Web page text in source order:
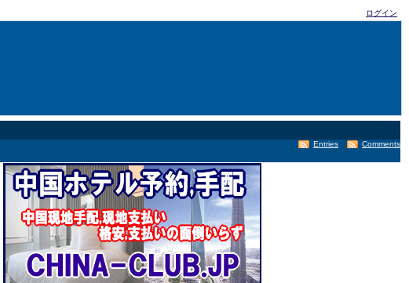
ログイン
Comments
Entries